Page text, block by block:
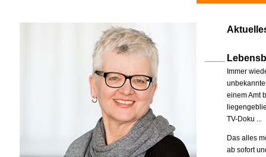
Immer
einem Amt
TV-Doku ...
Das alles
ab sofort